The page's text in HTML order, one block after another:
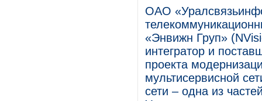
ОАО
«Энвижн Груп»
интегратор и
проекта
мультисервисной
сети – одна из